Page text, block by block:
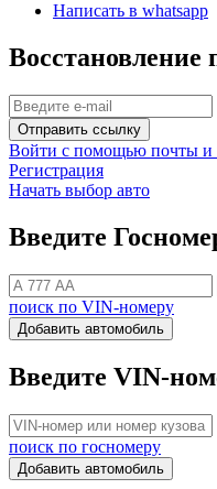
Написать в whatsapp
Восстановление
Отправить ссылку
Войти с помощью почты и
Регистрация
Начать выбор авто
Введите
поиск по VIN-номеру
Добавить автомобиль
Введите VIN-
поиск по госномеру
Добавить автомобиль